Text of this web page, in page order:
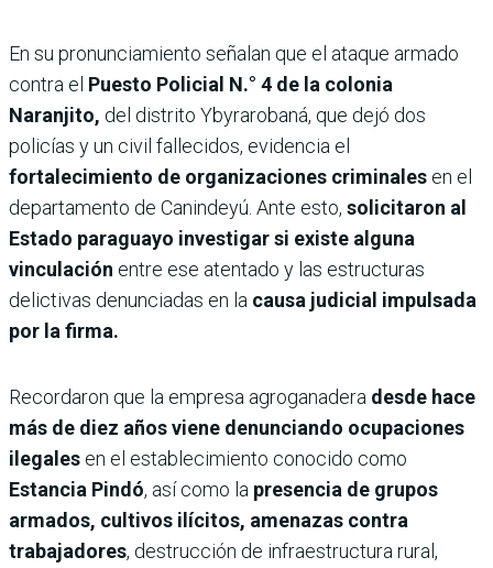
En su pronunciamiento señalan que el ataque armado
contra el Puesto Policial N.° 4 de la colonia
Naranjito, del distrito Ybyrarobaná, que dejó dos
policías y un civil fallecidos, evidencia el
fortalecimiento de organizaciones criminales en el
departamento de Canindeyú. Ante esto, solicitaron al
Estado paraguayo investigar si existe alguna
vinculación entre ese atentado y las estructuras
delictivas denunciadas en la causa judicial impulsada
por la firma.
Recordaron que la empresa agroganadera desde hace
más de diez años viene denunciando ocupaciones
ilegales en el establecimiento conocido como
Estancia Pindó, así como la presencia de grupos
armados, cultivos ilícitos, amenazas contra
trabajadores, destrucción de infraestructura rural,